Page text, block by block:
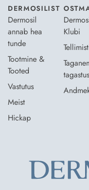
DERMOSILIST
Dermosil
annab hea
tunde
Tootmine &
Tooted
Vastutus
Meist
Hickap
Klubi